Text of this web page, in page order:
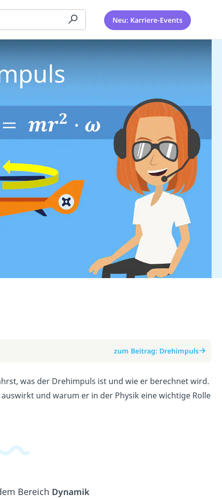
Neu: Karriere-Events
zum Beitrag: Drehimpuls
was der Drehimpuls ist und wie er berechnet wird.
und warum er in der Physik eine wichtige Rolle
Bereich Dynamik